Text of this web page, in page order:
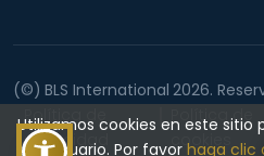
(©) BLS International 2026.
Política de
privacidad
Política de
cookies
Utilizamos cookies en este sitio
de usuario. Por favor haga clic